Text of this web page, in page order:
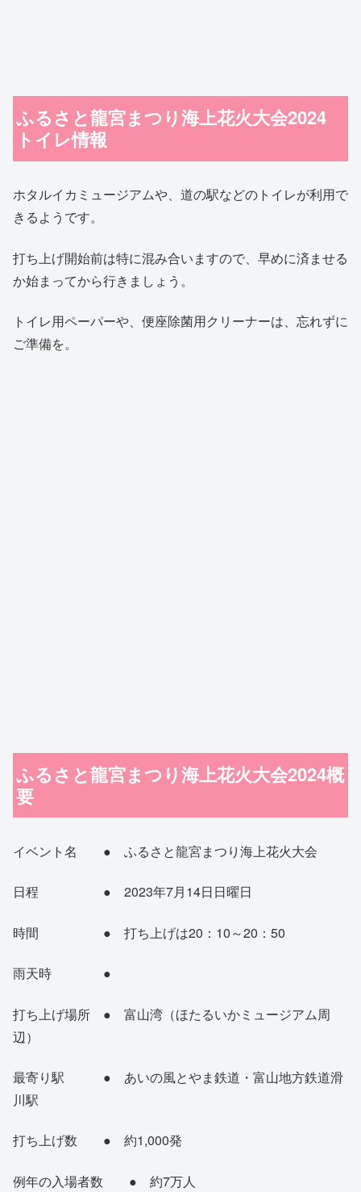
ふるさと龍宮まつり海上花火大会2024
トイレ情報
ホタルイカミュージアムや、道の駅などのトイレが利用で
きるようです。
打ち上げ開始前は特に混み合いますので、早めに済ませる
か始まってから行きましょう。
トイレ用ペーパーや、便座除菌用クリーナーは、忘れずに
ご準備を。
ふるさと龍宮まつり海上花火大会2024概
要
イベント名 ● ふるさと龍宮まつり海上花火大会
日程 ● 2023年7月14日日曜日
時間 ● 打ち上げは20：10～20：50
雨天時 ●
打ち上げ場所 ● 富山湾（ほたるいかミュージアム周
辺）
最寄り駅 ● あいの風とやま鉄道・富山地方鉄道滑
川駅
打ち上げ数 ● 約1,000発
例年の入場者数 ● 約7万人